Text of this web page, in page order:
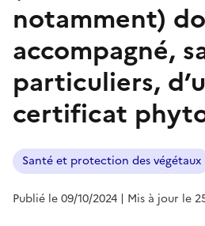
notamment)
accompagné,
particuliers,
certificat
Santé et protection des végétaux
Publié le 09/10/2024 | Mis à jour le